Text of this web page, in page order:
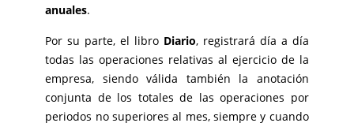
anuales.
Por su parte, el libro Diario, registrará día a día
todas las operaciones relativas al ejercicio de la
empresa, siendo válida también la anotación
conjunta de los totales de las operaciones por
periodos no superiores al mes, siempre y cuando